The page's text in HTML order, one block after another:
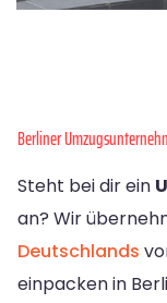
Berliner
Steht bei dir ein
an? Wir
Deutschlands
einpacken in